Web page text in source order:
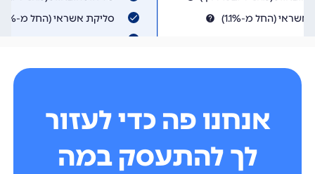
אנחנו פה כדי לעזור
לך להתעסק במה